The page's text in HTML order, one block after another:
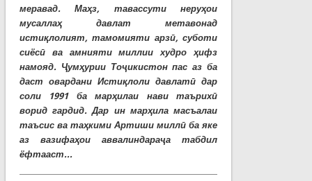
меравад. Маҳз, тавассути неруҳои
мусаллаҳ давлат метавонад
истиқлолият, тамомияти арзӣ, суботи
сиёсӣ ва амнияти миллии худро ҳифз
намояд. Ҷумҳурии Тоҷикистон пас аз ба
даст овардани Истиқлоли давлатӣ дар
соли 1991 ба марҳилаи нави таърихӣ
ворид гардид. Дар ин марҳила масъалаи
таъсис ва таҳкими Артиши миллӣ ба яке
аз вазифаҳои аввалиндараҷа табдил
ёфтааст...